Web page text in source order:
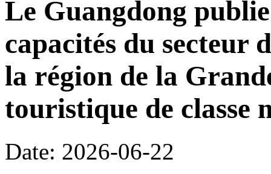
Le Guangdong
capacités du secteur
la région de la
touristique de classe
Date: 2026-06-22